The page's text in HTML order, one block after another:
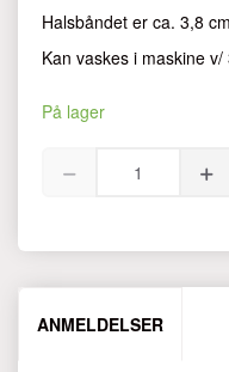
Halsbåndet er ca. 3,8
Kan vaskes i maskine
På lager
ANMELDELSER